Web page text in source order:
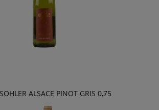
ALSACE PINOT GRIS 0,75